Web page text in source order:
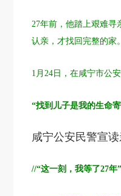
27年前，他踏上艰难寻
认亲，才找回完整的家。
1月24日，在咸宁市公
“找到儿子是我的生命
咸宁公安民警宣
//“这一刻，我等了27年”